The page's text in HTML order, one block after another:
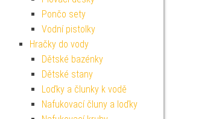
Pončo sety
Vodní pistolky
Hračky do vody
Dětské bazénky
Dětské stany
Loďky a člunky k vodě
Nafukovací čluny a loďky